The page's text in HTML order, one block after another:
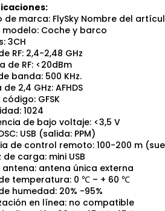
marca: FlySky Nombre del
modelo: Coche y barco
3CH
RF: 2,4-2,48 GHz
de RF: <20dBm
banda: 500 KHz.
2,4 GHz: AFHDS
GFSK
1024
de bajo voltaje: <3,5 V
USB (salida: PPM)
de control remoto: 100-200 m
carga: mini USB
antena: antena única externa
temperatura: 0 ℃ – + 60 ℃
humedad: 20% -95%
en línea: no compatible